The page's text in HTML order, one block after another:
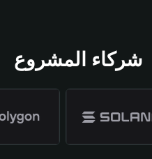
شركاء المشروع